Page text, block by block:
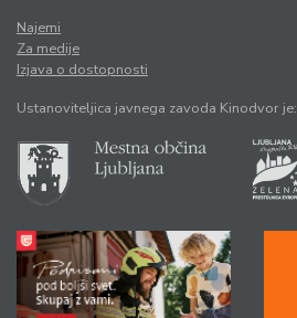
Najemi
Za medije
Izjava o dostopnosti
Ustanoviteljica javnega zavoda Kinodvor je: